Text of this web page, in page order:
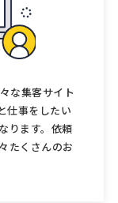
な集客サイト
仕事をしたい
ります。依頼
たくさんのお